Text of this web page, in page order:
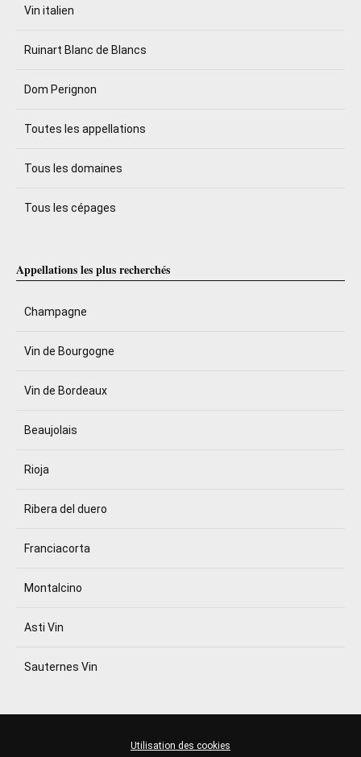
Vin italien
Ruinart Blanc de Blancs
Dom Perignon
Toutes les appellations
Tous les domaines
Tous les cépages
Appellations les plus recherchés
Champagne
Vin de Bourgogne
Vin de Bordeaux
Beaujolais
Rioja
Ribera del duero
Franciacorta
Montalcino
Asti Vin
Sauternes Vin
Utilisation des cookies